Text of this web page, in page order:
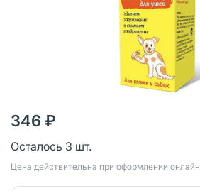
346 ₽
Осталось 3 шт.
Цена действительна при оформлении онлайн